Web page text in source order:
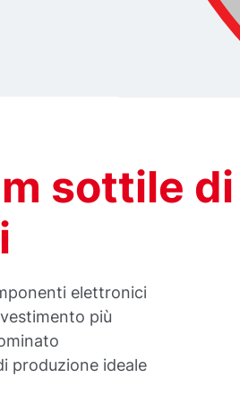
sottile di
elettronici
più
produzione ideale